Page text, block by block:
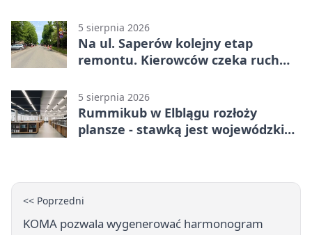
5 sierpnia 2026
Na ul. Saperów kolejny etap
remontu. Kierowców czeka ruch
5 sierpnia 2026
Rummikub w Elblągu rozłoży
plansze - stawką jest wojewódzki
<< Poprzedni
KOMA pozwala wygenerować harmonogram